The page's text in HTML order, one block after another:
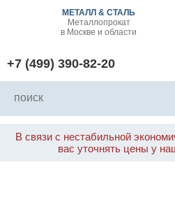
МЕТАЛЛ & СТАЛЬ
Металлопрокат
в Москве и области
+7 (499) 390-82-20
В связи с нестабильной
вас уточнять цены у